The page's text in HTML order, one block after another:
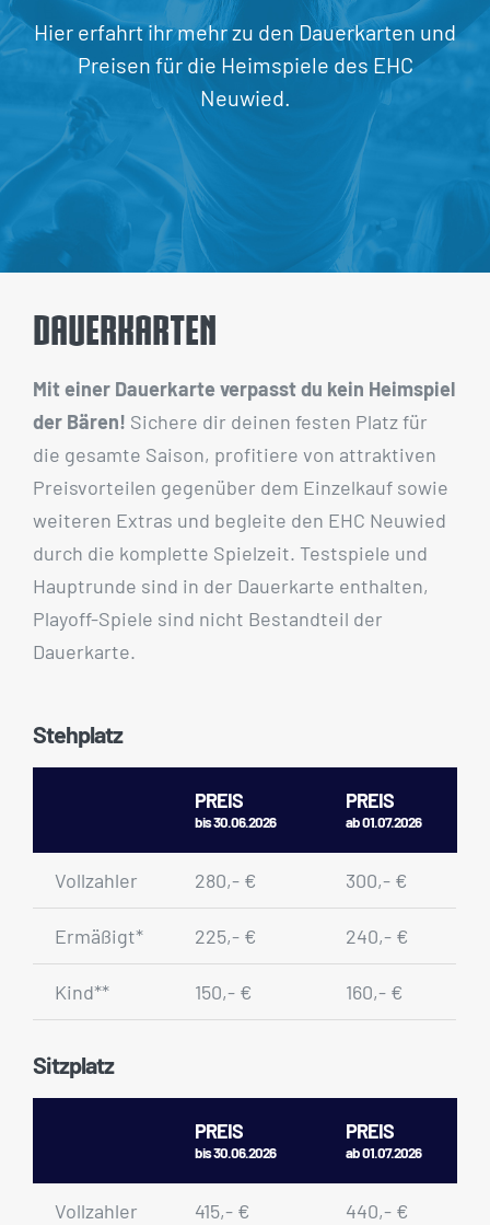
Hier erfahrt ihr mehr zu den Dauerkarten und
Preisen für die Heimspiele des EHC
Neuwied.
Dauerkarten
Mit einer Dauerkarte verpasst du kein Heimspiel
der Bären! Sichere dir deinen festen Platz für
die gesamte Saison, profitiere von attraktiven
Preisvorteilen gegenüber dem Einzelkauf sowie
weiteren Extras und begleite den EHC Neuwied
durch die komplette Spielzeit. Testspiele und
Hauptrunde sind in der Dauerkarte enthalten,
Playoff-Spiele sind nicht Bestandteil der
Dauerkarte.
Stehplatz
PREIS
bis 30.06.2026
PREIS
ab 01.07.2026
Vollzahler 280,- € 300,- €
Ermäßigt* 225,- € 240,- €
Kind** 150,- € 160,- €
Sitzplatz
PREIS
bis 30.06.2026
PREIS
ab 01.07.2026
Vollzahler 415,- € 440,- €